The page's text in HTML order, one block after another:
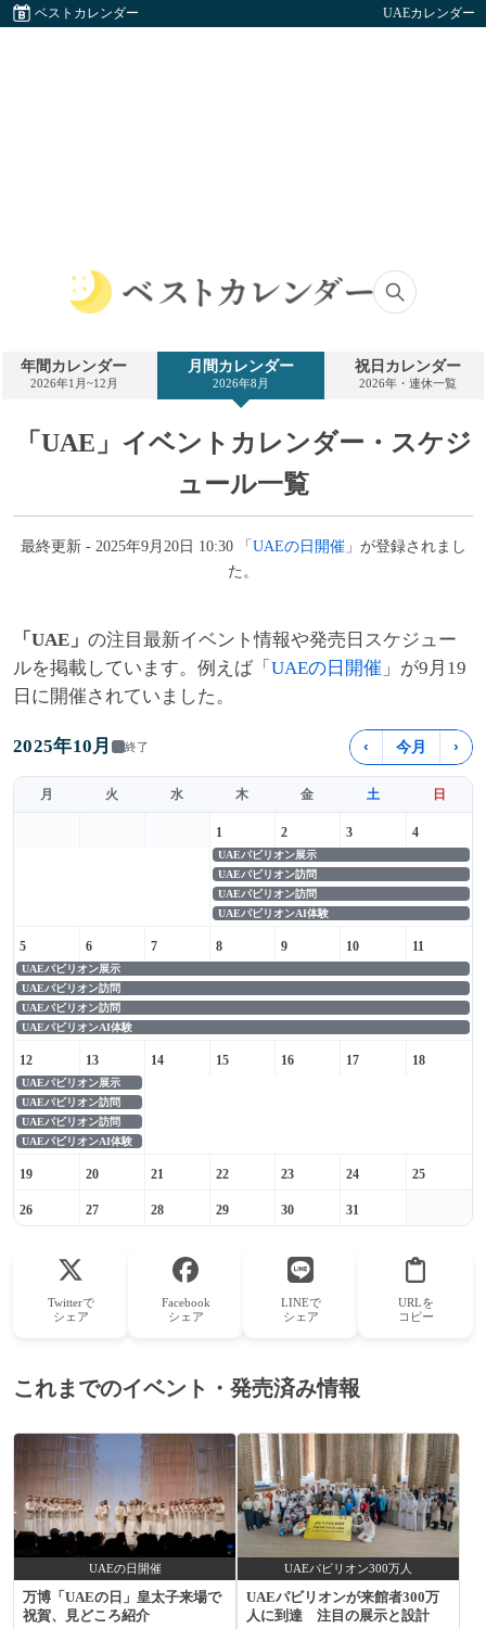
ベストカレンダー UAEカレンダー
ト
カ
ダ
ー
年間カレンダー
2026年1月~12月
月間カレンダー
2026年8月
祝日カレンダー
2026年・連休一覧
「UAE」イベントカレンダー・スケジ
ュール一覧
最終更新 - 2025年9月20日 10:30 「UAEの日開催」が登録されまし
た。
「UAE」 の注目最新イベント情報や発売日スケジュー
ルを掲載しています。例えば「 UAEの日開催 」が9月19
日に開催されていました。
2025年10月 終了 ‹ 今月 ›
月 火 水 木 金 土 日
1 2 3 4
UAEパビリオン展示
UAEパビリオン訪問
UAEパビリオン訪問
UAEパビリオンAI体験
5 6 7 8 9 10 11
UAEパビリオン展示
UAEパビリオン訪問
UAEパビリオン訪問
UAEパビリオンAI体験
12 13 14 15 16 17 18
UAEパビリオン展示
UAEパビリオン訪問
UAEパビリオン訪問
UAEパビリオンAI体験
19 20 21 22 23 24 25
26 27 28 29 30 31
Twitterで
シェア
Facebook
シェア
LINEで
シェア
URLを
コピー
これまでのイベント・発売済み情報
UAEの日開催
万博「UAEの日」皇太子来場で
祝賀、見どころ紹介
UAEパビリオン300万人
UAEパビリオンが来館者300万
人に到達 注目の展示と設計